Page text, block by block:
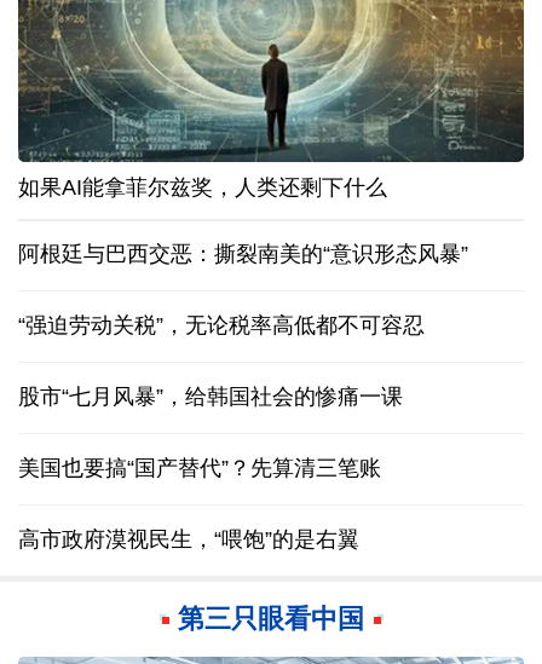
如果AI能拿菲尔兹奖，人类还剩下什么
阿根廷与巴西交恶：撕裂南美的“意识形态风暴”
“强迫劳动关税”，无论税率高低都不可容忍
股市“七月风暴”，给韩国社会的惨痛一课
美国也要搞“国产替代”？先算清三笔账
高市政府漠视民生，“喂饱”的是右翼
第三只眼看中国